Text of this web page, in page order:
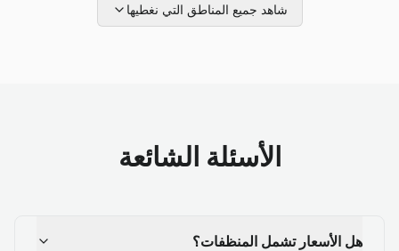
شاهد جميع المناطق التي نغطيها
الأسئلة الشائعة
هل الأسعار تشمل المنظفات؟